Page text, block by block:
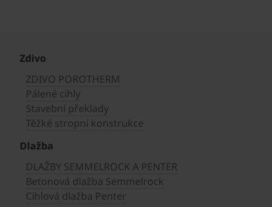
Zdivo
ZDIVO POROTHERM
Pálené cihly
Stavební překlady
Těžké stropní konstrukce
Dlažba
DLAŽBY SEMMELROCK A PENTER
Betonová dlažba Semmelrock
Cihlová dlažba Penter